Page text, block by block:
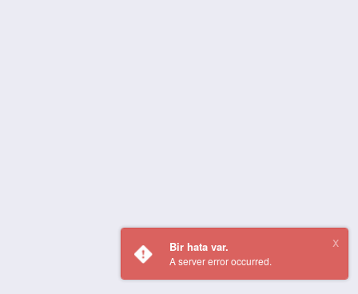
Bir hata var.
A server error occurred.